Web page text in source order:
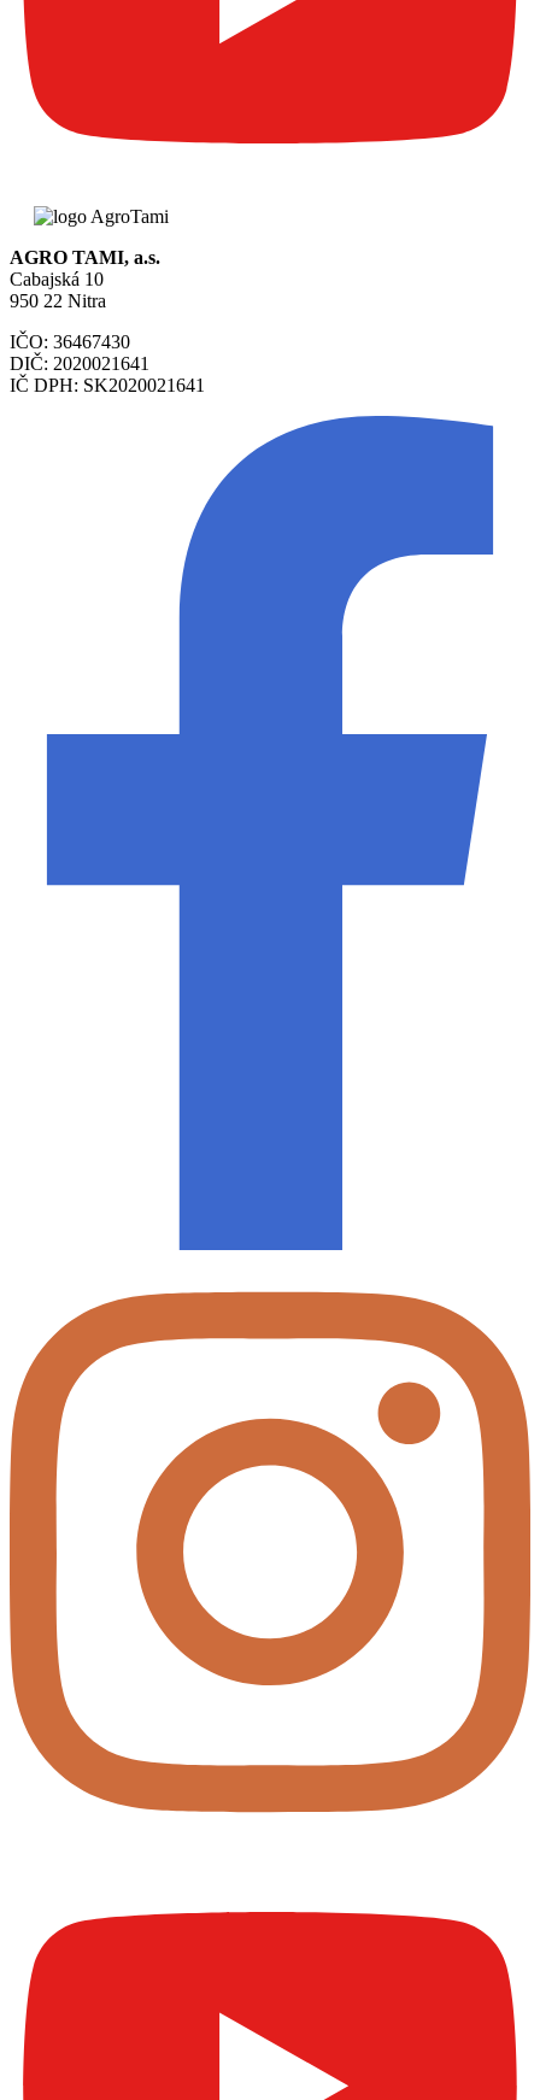
AGRO TAMI, a.s.
Cabajská 10
950 22 Nitra
IČO: 36467430
DIČ: 2020021641
IČ DPH: SK2020021641